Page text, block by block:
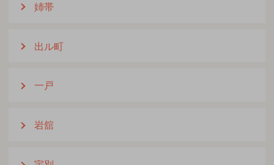
姉帯
出ル町
一戸
岩舘